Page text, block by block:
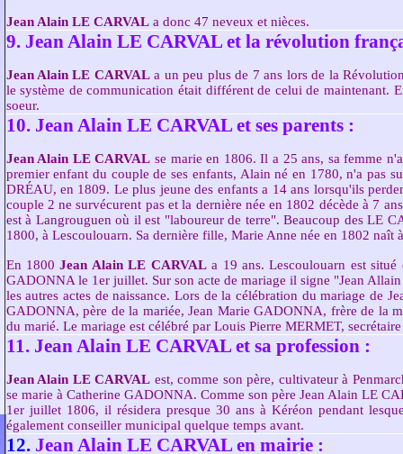
Jean Alain LE CARVALa donc 47 neveux et nièces.
9. Jean Alain LE CARVAL et la révolution
Jean Alain LE CARVALa un peu plus de 7 ans lors de la
le système de communication était différent de celui de maintenant.
soeur.
10. Jean Alain LE CARVAL et ses parents :
Jean Alain LE CARVAL se marie en 1806. Il a 25 ans, sa femme n'a pas 16 ans. S'il n'est pas l'aîné de la famille il le devient par obligation puisque le premier enfant du couple de ses enfants,
En 1800Jean Alain LE CARVALa 19 ans. Lescoulouarn est situé en prolongation de Kéréon. La proximité fera qu'en 1806 il se marie à Catherine GADONNA le 1er
11. Jean Alain LE CARVAL et sa profession :
Jean Alain LE CARVAL est, comme son père, cultivateur à
se marie à Catherine GADONNA. Comme son père Jean Alain LE
1er juillet 1806, il résidera presque 30 ans à Kéréon pendant
également conseiller municipal quelque temps avant.
12. Jean Alain LE CARVAL en mairie :